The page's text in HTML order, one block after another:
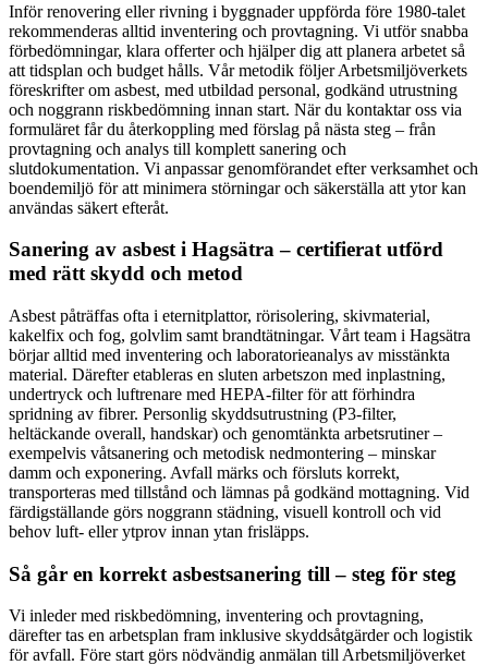
Inför renovering eller rivning i byggnader uppförda före 1980-talet
rekommenderas alltid inventering och provtagning. Vi utför snabba
förbedömningar, klara offerter och hjälper dig att planera arbetet så
att tidsplan och budget hålls. Vår metodik följer Arbetsmiljöverkets
föreskrifter om asbest, med utbildad personal, godkänd utrustning
och noggrann riskbedömning innan start. När du kontaktar oss via
formuläret får du återkoppling med förslag på nästa steg – från
provtagning och analys till komplett sanering och
slutdokumentation. Vi anpassar genomförandet efter verksamhet och
boendemiljö för att minimera störningar och säkerställa att ytor kan
användas säkert efteråt.
Sanering av asbest i Hagsätra – certifierat utförd
med rätt skydd och metod
Asbest påträffas ofta i eternitplattor, rörisolering, skivmaterial,
kakelfix och fog, golvlim samt brandtätningar. Vårt team i Hagsätra
börjar alltid med inventering och laboratorieanalys av misstänkta
material. Därefter etableras en sluten arbetszon med inplastning,
undertryck och luftrenare med HEPA-filter för att förhindra
spridning av fibrer. Personlig skyddsutrustning (P3-filter,
heltäckande overall, handskar) och genomtänkta arbetsrutiner –
exempelvis våtsanering och metodisk nedmontering – minskar
damm och exponering. Avfall märks och försluts korrekt,
transporteras med tillstånd och lämnas på godkänd mottagning. Vid
färdigställande görs noggrann städning, visuell kontroll och vid
behov luft- eller ytprov innan ytan frisläpps.
Så går en korrekt asbestsanering till – steg för steg
Vi inleder med riskbedömning, inventering och provtagning,
därefter tas en arbetsplan fram inklusive skyddsåtgärder och logistik
för avfall. Före start görs nödvändig anmälan till Arbetsmiljöverket